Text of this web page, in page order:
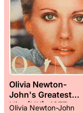
Olivia Newton-
John's Greatest
Hits (UK), 1977
Olivia Newton-John